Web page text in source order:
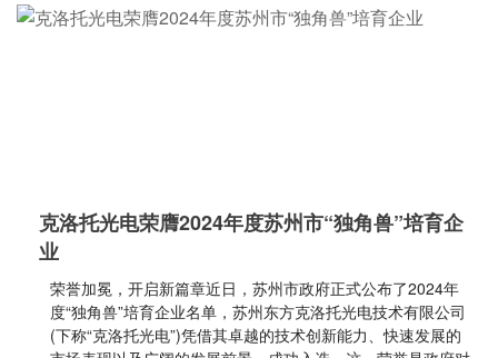
克洛托光电荣膺2024年度苏州市“独角兽”培育企
业
荣誉加冕，开启新篇章近日，苏州市政府正式公布了2024年
度“独角兽”培育企业名单，苏州东方克洛托光电技术有限公司
(下称“克洛托光电”)凭借其卓越的技术创新能力、快速发展的